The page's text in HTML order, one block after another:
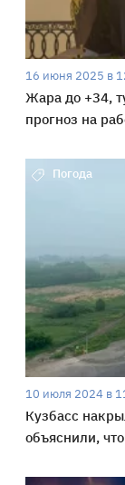
16 июня 2025 в
Жара до +34,
прогноз на
Погода
10 июля 2024 в
Кузбасс
объяснили,